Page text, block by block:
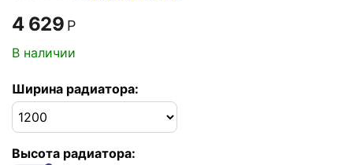
4 629 Р
В наличии
Ширина радиатора:
Высота радиатора: